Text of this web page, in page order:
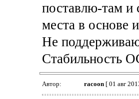
поставлю-там и
места в основе
Не
Стабильность
Автор: racoon[ 01 авг